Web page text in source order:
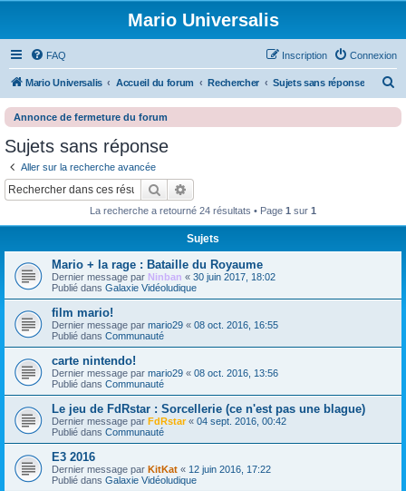
Mario Universalis
FAQ Connexion
Inscription
Mario Universalis Accueil du forum Rechercher Sujets sans réponse
c
Annonce de fermeture du forum
Sujets sans réponse
Aller sur la recherche avancée
Rechercher
La recherche a retourné 24 résultats • Page 1 sur 1
Sujets
Mario + la rage : Bataille du Royaume
Dernier message par Ninban « 30 juin 2017, 18:02
Publié dans Galaxie Vidéoludique
film mario!
Dernier message par mario29 « 08 oct. 2016, 16:55
Publié dans Communauté
carte nintendo!
Dernier message par mario29 « 08 oct. 2016, 13:56
Publié dans Communauté
Le jeu de FdRstar : Sorcellerie (ce n'est pas une blague)
Dernier message par FdRstar« 04 sept. 2016, 00:42
Publié dans Communauté
E3 2016
Dernier message par KitKat « 12 juin 2016, 17:22
Publié dans Galaxie Vidéoludique